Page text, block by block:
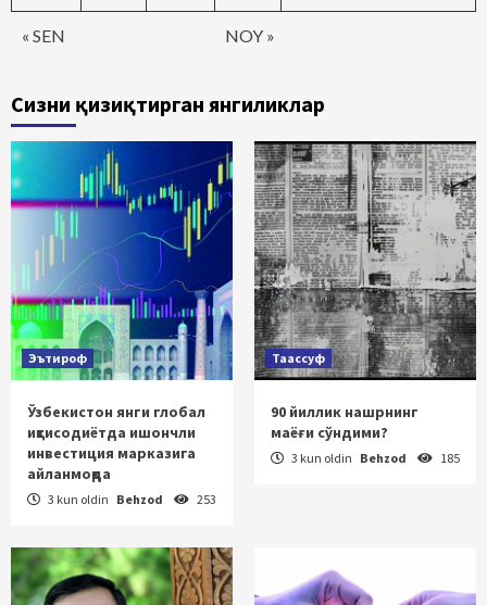
« SEN NOY »
Сизни қизиқтирган янгиликлар
Эътироф
Ўзбекистон янги глобал
иқтисодиётда ишончли
инвестиция марказига
айланмоқда
3 kun oldin Behzod 253
Таассуф
90 йиллик нашрнинг
маёғи сўндими?
3 kun oldin Behzod 185